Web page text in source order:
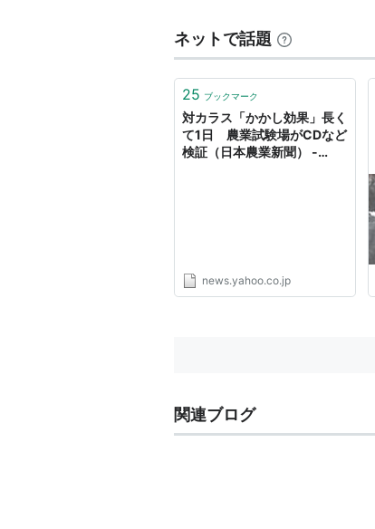
ネットで話題
25 ブックマーク
対カラス「かかし効果」長く
て1日 農業試験場がCDなど
検証（日本農業新聞） -
news.yahoo.co.jp
関連ブログ